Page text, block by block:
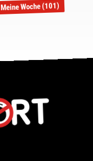
Meine Woche (101)